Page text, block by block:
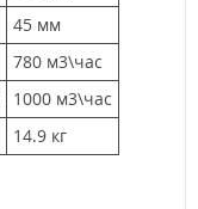
45 мм
780 м3\час
1000 м3\час
14.9 кг